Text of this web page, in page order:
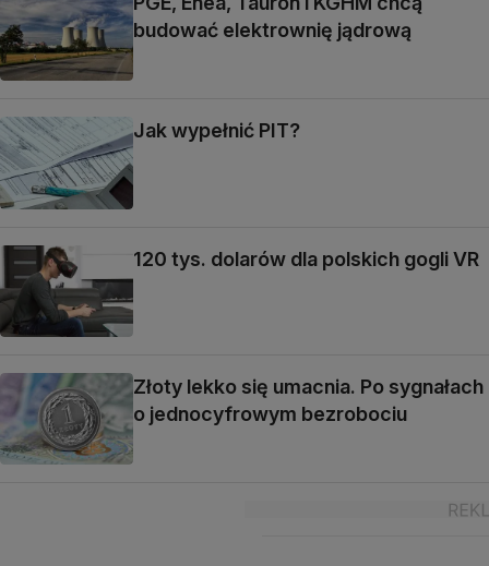
budować elektrownię jądrową
Jak wypełnić PIT?
120 tys. dolarów dla polskich gogli VR
Złoty lekko się umacnia. Po sygnałach
o jednocyfrowym bezrobociu